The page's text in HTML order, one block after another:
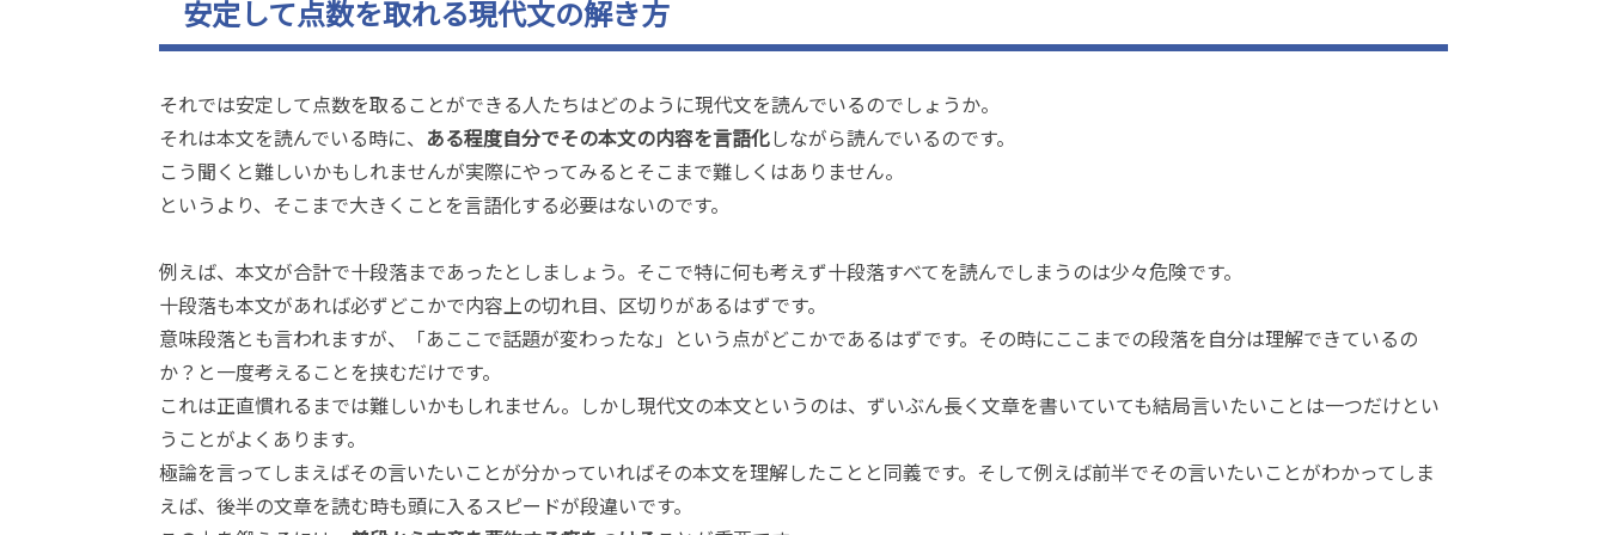
安定して点数を取れる現代文の解き方
それでは安定して点数を取ることができる人たちはどのように現代文を読んでいるのでしょうか。
それは本文を読んでいる時に、 ある程度自分でその本文の内容を言語化しながら読んでいるのです。
こう聞くと難しいかもしれませんが実際にやってみるとそこまで難しくはありません。
というより、そこまで大きくことを言語化する必要はないのです。
例えば、本文が合計で十段落まであったとしましょう。そこで特に何も考えず十段落すべてを読んでしまうのは少々危険です。
十段落も本文があれば必ずどこかで内容上の切れ目、区切りがあるはずです。
意味段落とも言われますが、「あここで話題が変わったな」という点がどこかであるはずです。その時にここまでの段落を自分は理解できているの
か？と一度考えることを挟むだけです。
これは正直慣れるまでは難しいかもしれません。しかし現代文の本文というのは、ずいぶん長く文章を書いていても結局言いたいことは一つだけとい
うことがよくあります。
極論を言ってしまえばその言いたいことが分かっていればその本文を理解したことと同義です。そして例えば前半でその言いたいことがわかってしま
えば、後半の文章を読む時も頭に入るスピードが段違いです。